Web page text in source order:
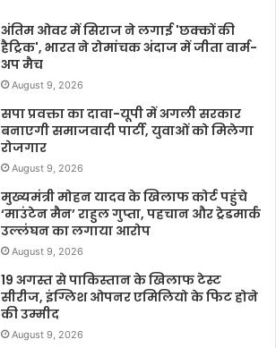
अंतिम ओवर में सिराज ने लगाई 'छक्कों की
हैट्रिक', भारत ने रोमांचक अंदाज में जीता वार्म-
अप मैच
August 9, 2026
सपा प्रवक्ता का दावा-यूपी में अगली सरकार
बनाएगी समाजवादी पार्टी, युवाओं को मिलेगा
रोजगार
August 9, 2026
मुख्यमंत्री मोहन यादव के खिलाफ कोर्ट पहुंचे
‘माउंटेन मैन’ राहुल गुप्ता, पहचान और ट्रेडमार्क
उल्लंघन का लगाया आरोप
August 9, 2026
19 अगस्त से पाकिस्तान के खिलाफ टेस्ट
सीरीज, इंग्लिश ओपनर एमिलियो के फिट होने
की उम्मीद
August 9, 2026